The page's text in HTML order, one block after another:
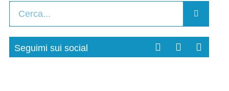
Seguimi sui social